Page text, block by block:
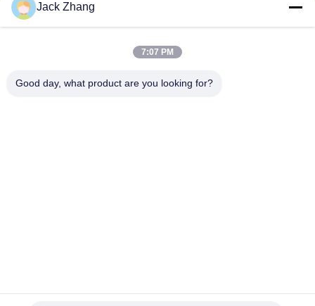
Jack Zhang
7:07 PM
Good day, what product are you looking for?